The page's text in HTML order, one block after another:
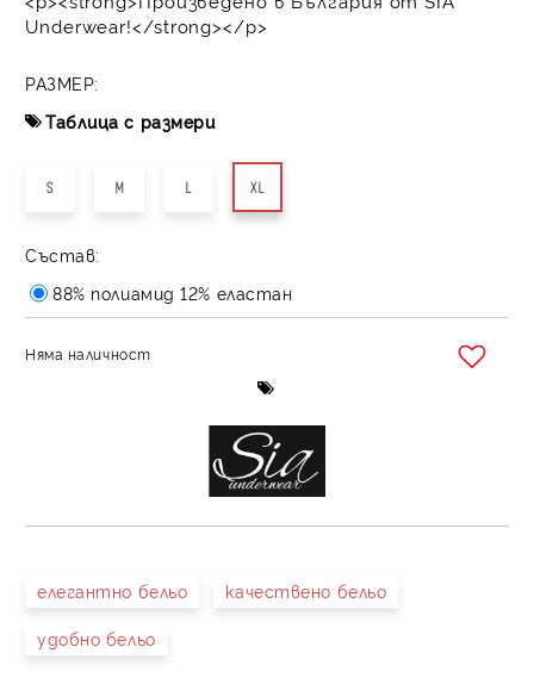
Underwear!</strong></p>
РАЗМЕР:
Таблица с размери
S M L XL
Състав:
88% полиамид 12% еластан
Няма наличност
елегантно бельо качествено бельо
удобно бельо